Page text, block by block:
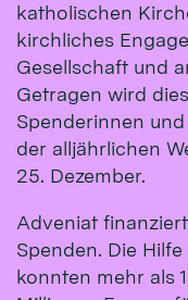
katholischen
kirchliches
Gesellschaft und
Getragen wird
Spenderinnen
der alljährlichen
25. Dezember.
Adveniat
Spenden. Die
konnten mehr als